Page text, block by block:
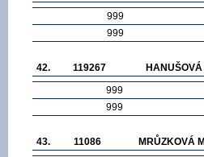
999
999
42. 119267
999
999
43. 11086 MRŮZKOVÁ